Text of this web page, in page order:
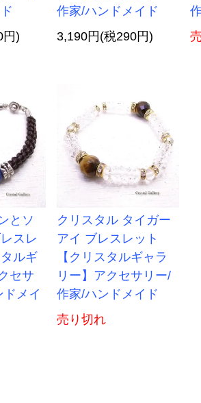
円)
作家/ハンドメイド
3,190円(税290円)
とソ
スレ
ルギ
セサ
ドメイ
クリスタル タイガー
アイ ブレスレット
【クリスタルギャラ
リー】アクセサリー/
作家/ハンドメイド
売り切れ